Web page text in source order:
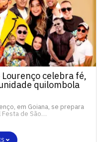
Lourenço celebra fé,
quilombola
em Goiana, se prepara
Festa de São…